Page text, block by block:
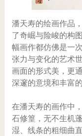
潘天寿的绘画作品
了奇崛与险峻的构
幅画作都仿佛是一
张力与变化的艺术
画面的形式美，更
深邃的意境和丰富的
在潘天寿的画作中
石修篁，无不生机
湿、线条的粗细曲